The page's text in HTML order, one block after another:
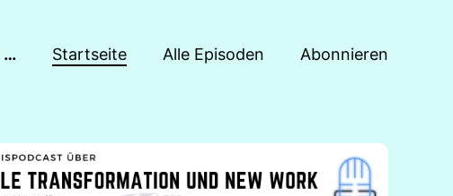
DREIKOMMADREI - DER PRAXISPODCAST ZU DIGITALER TRANSFORMATION UND NEW WORK Startseite Alle Episoden Abonnieren